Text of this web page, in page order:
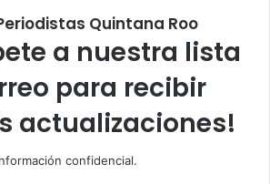
Quintana Roo
a nuestra lista
para recibir
actualizaciones!
confidencial.